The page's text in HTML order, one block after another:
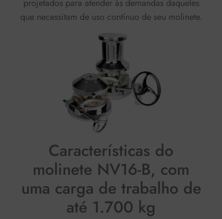
projetados para atender às demandas daqueles
que necessitam de uso contínuo de seu molinete.
Características do
molinete NV16-B, com
uma carga de trabalho de
até 1.700 kg